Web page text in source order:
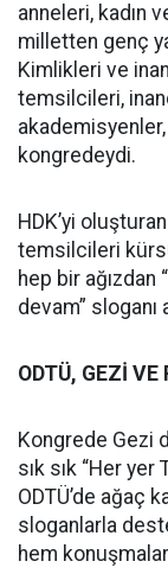
anneleri, kadın
milletten genç
Kimlikleri ve
temsilcileri,
kongredeydi.
HDK’yi
temsilcileri
hep bir ağızdan
devam” sloganı
ODTÜ, GEZİ VE
Kongrede Gezi
sık sık “Her yer
ODTÜ’de ağaç
sloganlarla
hem